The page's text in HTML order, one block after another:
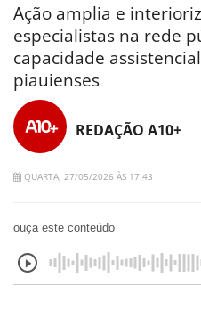
Ação amplia e
especialistas na rede
capacidade
piauienses
REDAÇÃO A10+
QUARTA, 27/05/2026 ÀS 17:43
ouça este conteúdo